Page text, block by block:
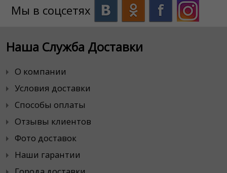
Мы в соцсетях
Наша Служба Доставки
О компании
Условия доставки
Способы оплаты
Отзывы клиентов
Фото доставок
Наши гарантии